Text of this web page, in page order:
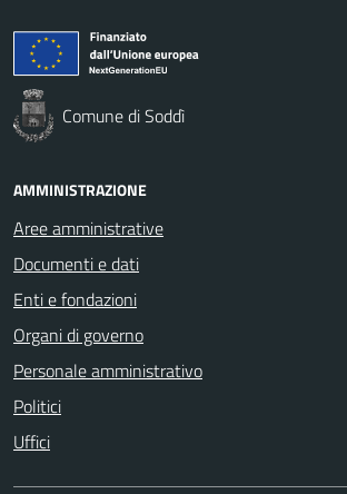
Comune di Soddì
AMMINISTRAZIONE
Aree amministrative
Documenti e dati
Enti e fondazioni
Organi di governo
Personale amministrativo
Politici
Uffici